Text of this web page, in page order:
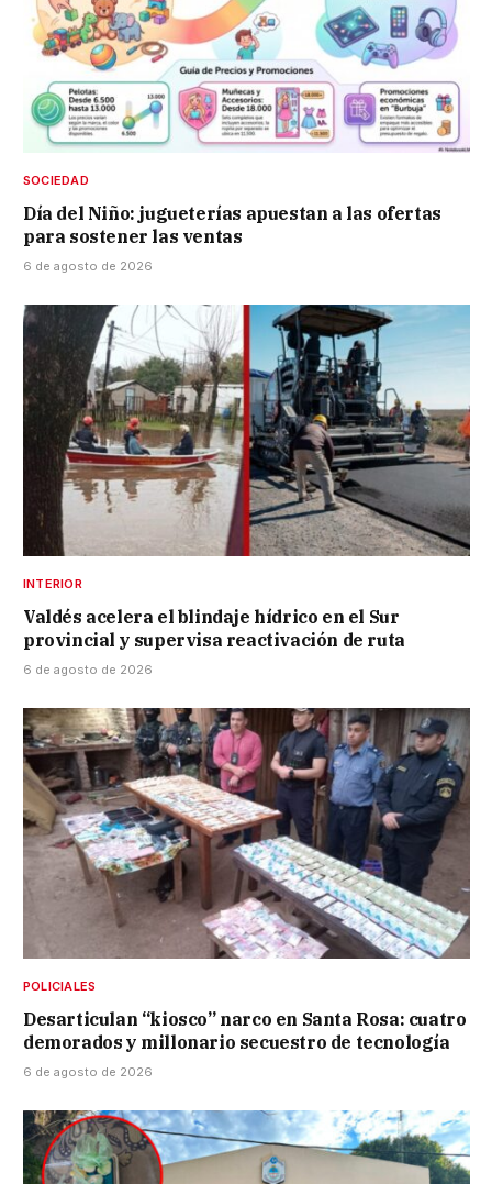
SOCIEDAD
Día del Niño: jugueterías apuestan a las ofertas
para sostener las ventas
6 de agosto de 2026
INTERIOR
Valdés acelera el blindaje hídrico en el Sur
provincial y supervisa reactivación de ruta
6 de agosto de 2026
POLICIALES
Desarticulan “kiosco” narco en Santa Rosa: cuatro
demorados y millonario secuestro de tecnología
6 de agosto de 2026